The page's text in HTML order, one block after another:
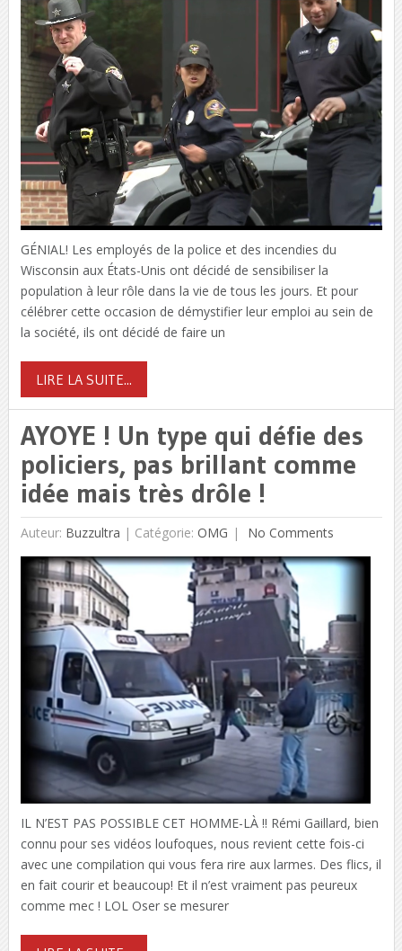
GÉNIAL! Les employés de la police et des incendies du
Wisconsin aux États-Unis ont décidé de sensibiliser la
population à leur rôle dans la vie de tous les jours. Et pour
célébrer cette occasion de démystifier leur emploi au sein de
la société, ils ont décidé de faire un
LIRE LA SUITE...
AYOYE ! Un type qui défie des
policiers, pas brillant comme
idée mais très drôle !
Auteur: Buzzultra | Catégorie: OMG No Comments
IL N’EST PAS POSSIBLE CET HOMME-LÀ !! Rémi Gaillard, bien
connu pour ses vidéos loufoques, nous revient cette fois-ci
avec une compilation qui vous fera rire aux larmes. Des flics, il
en fait courir et beaucoup! Et il n’est vraiment pas peureux
comme mec ! LOL Oser se mesurer